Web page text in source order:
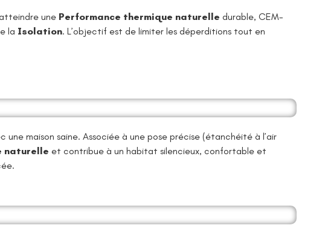
une Performance thermique naturelle durable, CEM-
la Isolation. L’objectif est de limiter les déperditions tout en
maison saine. Associée à une pose précise (étanchéité à l’air
naturelle et contribue à un habitat silencieux, confortable et